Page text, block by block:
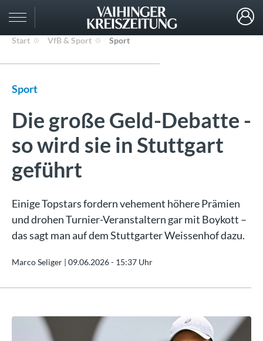
Start VfB & Sport Sport
Sport
Die große Geld-Debatte -
so wird sie in Stuttgart
geführt
Einige Topstars fordern vehement höhere Prämien
und drohen Turnier-Veranstaltern gar mit Boykott –
das sagt man auf dem Stuttgarter Weissenhof dazu.
Marco Seliger | 09.06.2026 - 15:37 Uhr